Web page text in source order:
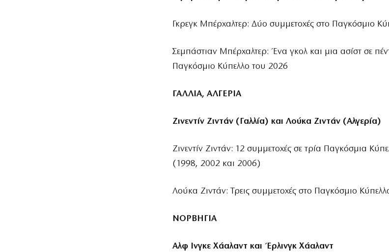
Γκρεγκ Μπέρχαλτερ: Δύο συμμετοχές στο Παγκόσμιο
Σεμπάστιαν Μπέρχαλτερ: Ένα γκολ και μια ασίστ σε
Παγκόσμιο Κύπελλο του 2026
ΓΑΛΛΙΑ, ΑΛΓΕΡΙΑ
Ζινεντίν Ζιντάν (Γαλλία) και Λούκα Ζιντάν (Αλγερία)
Ζινεντίν Ζιντάν: 12 συμμετοχές σε τρία Παγκόσμια
(1998, 2002 και 2006)
Λούκα Ζιντάν: Τρεις συμμετοχές στο Παγκόσμιο
ΝΟΡΒΗΓΙΑ
Αλφ Ινγκε Χάαλαντ και Έρλινγκ Χάαλαντ